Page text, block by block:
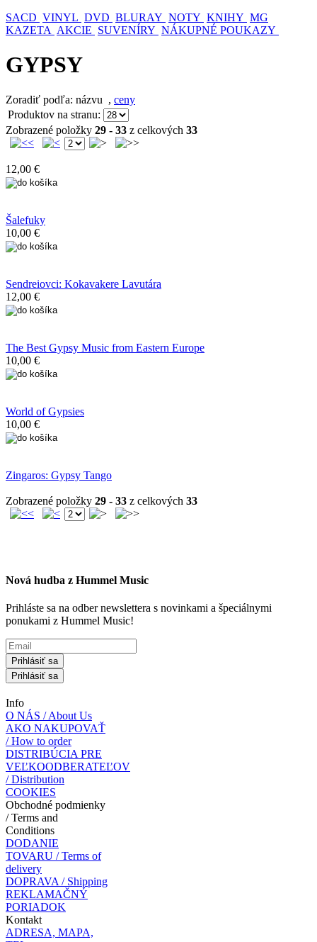
SACD VINYL DVD BLURAY NOTY KNIHY MG
KAZETA AKCIE SUVENÍRY NÁKUPNÉ POUKAZY
GYPSY
Zoradiť podľa: názvu , ceny
Produktov na stranu:
Zobrazené položky 29 - 33 z celkových 33
12,00 €
Šalefuky
10,00 €
Sendreiovci: Kokavakere Lavutára
12,00 €
The Best Gypsy Music from Eastern Europe
10,00 €
World of Gypsies
10,00 €
Zingaros: Gypsy Tango
Zobrazené položky 29 - 33 z celkových 33
Nová hudba z Hummel Music
Prihláste sa na odber newslettera s novinkami a špeciálnymi
ponukami z Hummel Music!
Prihlásiť sa
Prihlásiť sa
Info
O NÁS / About Us
AKO NAKUPOVAŤ
/ How to order
DISTRIBÚCIA PRE
VEĽKOODBERATEĽOV
/ Distribution
COOKIES
Obchodné podmienky
/ Terms and
Conditions
DODANIE
TOVARU / Terms of
delivery
DOPRAVA / Shipping
REKLAMAČNÝ
PORIADOK
Kontakt
ADRESA, MAPA,